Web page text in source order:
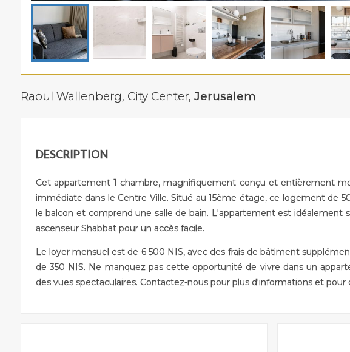
Raoul Wallenberg, City Center, Jerusalem
DESCRIPTION
Cet appartement 1 chambre, magnifiquement conçu et entièrement
immédiate dans le Centre-Ville. Situé au 15ème étage, ce logement de
le balcon et comprend une salle de bain. L'appartement est idéalement
ascenseur Shabbat pour un accès facile.
Le loyer mensuel est de 6 500 NIS, avec des frais de bâtiment
de 350 NIS. Ne manquez pas cette opportunité de vivre dans un
des vues spectaculaires. Contactez-nous pour plus d'informations et pour